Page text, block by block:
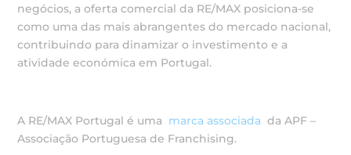
negócios, a oferta comercial da RE/MAX posiciona-se
como uma das mais abrangentes do mercado nacional,
contribuindo para dinamizar o investimento e a
atividade económica em Portugal.
A RE/MAX Portugal é uma marca associada da APF –
Associação Portuguesa de Franchising.